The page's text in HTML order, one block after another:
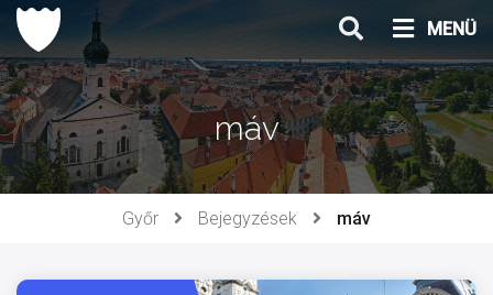
Ugrás
tartalomhoz
MENÜ
máv
Győr Bejegyzések máv